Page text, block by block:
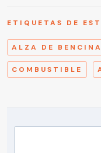
ETIQUETAS DE
ALZA DE
COMBUSTIBLE